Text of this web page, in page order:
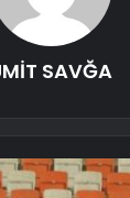
SAVĞA